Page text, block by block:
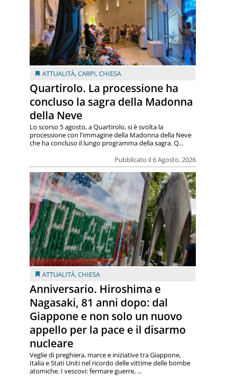
ATTUALITÀ,CARPI,CHIESA
Quartirolo. La processione ha
concluso la sagra della Madonna
della Neve
Pubblicato il 6 Agosto, 2026
Lo scorso 5 agosto, a Quartirolo, si è svolta la
processione con l'immagine della Madonna della Neve
che ha concluso il lungo programma della sagra. Q...
ATTUALITÀ,CHIESA
Anniversario. Hiroshima e
Nagasaki, 81 anni dopo: dal
Giappone e non solo un nuovo
appello per la pace e il disarmo
nucleare
Veglie di preghiera, marce e iniziative tra Giappone,
Italia e Stati Uniti nel ricordo delle vittime delle bombe
atomiche. I vescovi: fermare guerre, ...